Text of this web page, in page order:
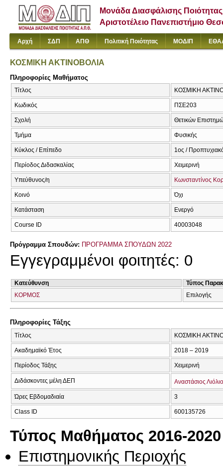
Μονάδα Διασφάλισης Ποιότητας
Αριστοτέλειο Πανεπιστήμιο
Αρχή ΣΔΠ ΑΠΘ Πολιτική Ποιότητας ΜΟΔΙΠ
ΚΟΣΜΙΚΗ ΑΚΤΙΝΟΒΟΛΙΑ
Πληροφορίες Μαθήματος
Τίτλος ΚΟΣΜΙΚΗ
Κωδικός ΠΣΕ203
Σχολή Θετικών
Τμήμα Φυσικής
Κύκλος / Επίπεδο 1ος /
Περίοδος Διδασκαλίας Χειμερινή
Υπεύθυνος/η Κωνσταντίνος
Κοινό Όχι
Κατάσταση Ενεργό
Course ID 40003048
Πρόγραμμα Σπουδών: ΠΡΟΓΡΑΜΜΑ ΣΠΟΥΔΩΝ 2022
Εγγεγραμμένοι φοιτητές: 0
Κατεύθυνση
Τύπος
ΚΟΡΜΟΣ
Επιλογής
Πληροφορίες Τάξης
Τίτλος ΚΟΣΜΙΚΗ
Ακαδημαϊκό Έτος 2018 – 2019
Περίοδος Τάξης Χειμερινή
Διδάσκοντες μέλη ΔΕΠ Αναστάσιος
Ώρες Εβδομαδιαία 3
Class ID 600135726
Τύπος Μαθήματος 2016-2020
Επιστημονικής Περιοχής